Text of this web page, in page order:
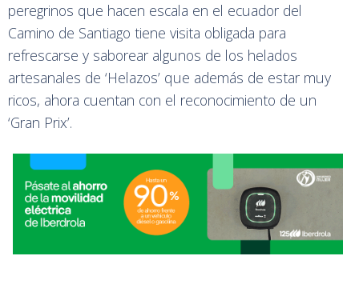
peregrinos que hacen escala en el ecuador del
Camino de Santiago tiene visita obligada para
refrescarse y saborear algunos de los helados
artesanales de ‘Helazos’ que además de estar muy
ricos, ahora cuentan con el reconocimiento de un
‘Gran Prix’.